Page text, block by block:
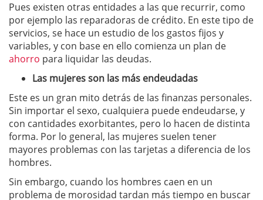
Pues existen otras entidades a las que recurrir, como
por ejemplo las reparadoras de crédito. En este tipo de
servicios, se hace un estudio de los gastos fijos y
variables, y con base en ello comienza un plan de
ahorro para liquidar las deudas.
Las mujeres son las más endeudadas
Este es un gran mito detrás de las finanzas personales.
Sin importar el sexo, cualquiera puede endeudarse, y
con cantidades exorbitantes, pero lo hacen de distinta
forma. Por lo general, las mujeres suelen tener
mayores problemas con las tarjetas a diferencia de los
hombres.
Sin embargo, cuando los hombres caen en un
problema de morosidad tardan más tiempo en buscar